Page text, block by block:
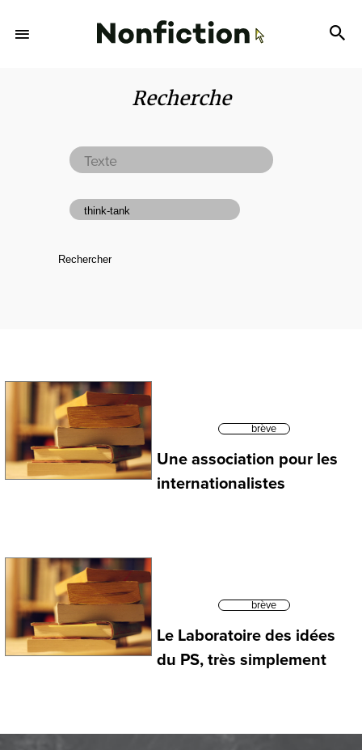
Recherche
brève
Une association pour les
internationalistes
brève
Le Laboratoire des idées
du PS, très simplement